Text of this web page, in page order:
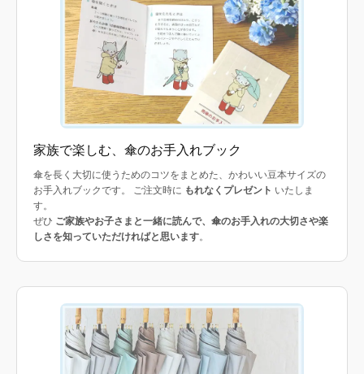
家族で楽しむ、傘のお手入れブック
傘を長く大切に使うためのコツをまとめた、かわいい豆本サイズの
お手入れブックです。 ご注文時に もれなくプレゼント いたしま
す。
ぜひ ご家族やお子さまと一緒に読んで、傘のお手入れの大切さや楽
しさを知っていただければと思います。